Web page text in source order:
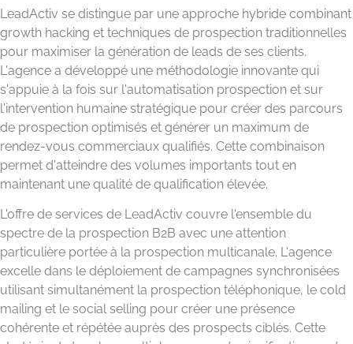
LeadActiv se distingue par une approche hybride combinant
growth hacking et techniques de prospection traditionnelles
pour maximiser la génération de leads de ses clients.
L'agence a développé une méthodologie innovante qui
s'appuie à la fois sur l'automatisation prospection et sur
l'intervention humaine stratégique pour créer des parcours
de prospection optimisés et générer un maximum de
rendez-vous commerciaux qualifiés. Cette combinaison
permet d'atteindre des volumes importants tout en
maintenant une qualité de qualification élevée.
L'offre de services de LeadActiv couvre l'ensemble du
spectre de la prospection B2B avec une attention
particulière portée à la prospection multicanale. L'agence
excelle dans le déploiement de campagnes synchronisées
utilisant simultanément la prospection téléphonique, le cold
mailing et le social selling pour créer une présence
cohérente et répétée auprès des prospects ciblés. Cette